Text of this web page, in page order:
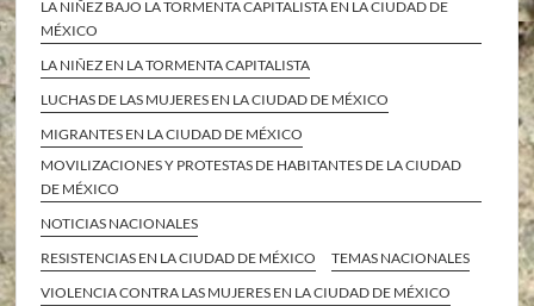
LA NIÑEZ BAJO LA TORMENTA CAPITALISTA EN LA CIUDAD DE
MÉXICO
LA NIÑEZ EN LA TORMENTA CAPITALISTA
LUCHAS DE LAS MUJERES EN LA CIUDAD DE MÉXICO
MIGRANTES EN LA CIUDAD DE MÉXICO
MOVILIZACIONES Y PROTESTAS DE HABITANTES DE LA CIUDAD
DE MÉXICO
NOTICIAS NACIONALES
RESISTENCIAS EN LA CIUDAD DE MÉXICO
TEMAS NACIONALES
VIOLENCIA CONTRA LAS MUJERES EN LA CIUDAD DE MÉXICO